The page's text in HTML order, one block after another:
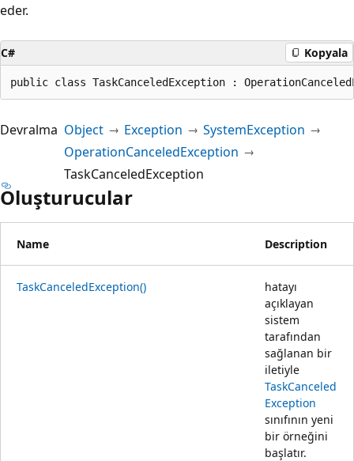
eder.
C# Kopyala
public class TaskCanceledException :
Devralma Object Exception
SystemException
OperationCanceledException
TaskCanceledException
Oluşturucular
Name Description
TaskCanceledException()
hatayı
açıklayan
sistem
tarafından
sağlanan bir
iletiyle
TaskCanceled
Exception
sınıfının yeni
bir örneğini
başlatır.